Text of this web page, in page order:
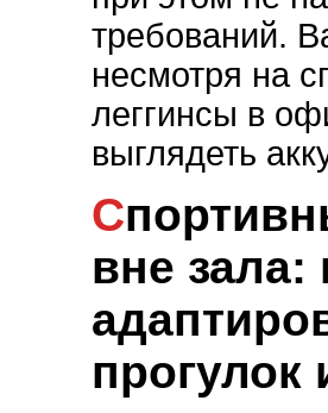
требований.
несмотря на
леггинсы в
выглядеть
Спортивные леггинсы
вне зала:
прогулок